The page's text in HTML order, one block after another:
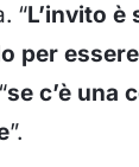
“L’invito è
per
se c’è una
”.